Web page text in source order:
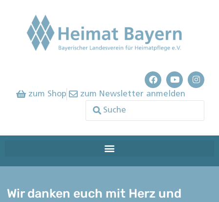
zum Shop zum Newsletter anmelden
Wir danken euch mit Herz und